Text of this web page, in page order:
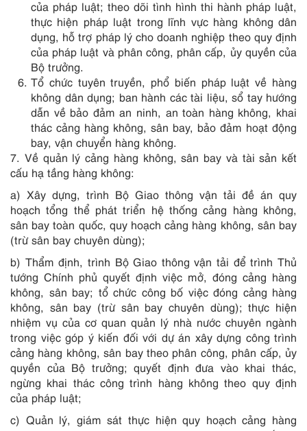
của pháp luật; theo dõi tình hình thi hành pháp luật,
thực hiện pháp luật trong lĩnh vực hàng không dân
dụng, hỗ trợ pháp lý cho doanh nghiệp theo quy định
của pháp luật và phân công, phân cấp, ủy quyền của
Bộ trưởng.
Tổ chức tuyên truyền, phổ biến pháp luật về hàng
không dân dụng; ban hành các tài liệu, sổ tay hướng
dẫn về bảo đảm an ninh, an toàn hàng không, khai
thác cảng hàng không, sân bay, bảo đảm hoạt động
bay, vận chuyển hàng không.
7. Về quản lý cảng hàng không, sân bay và tài sản kết
cấu hạ tầng hàng không:
a) Xây dựng, trình Bộ Giao thông vận tải đề án quy
hoạch tổng thể phát triển hệ thống cảng hàng không,
sân bay toàn quốc, quy hoạch cảng hàng không, sân bay
(trừ sân bay chuyên dùng);
b) Thẩm định, trình Bộ Giao thông vận tải để trình Thủ
tướng Chính phủ quyết định việc mở, đóng cảng hàng
không, sân bay; tổ chức công bố việc đóng cảng hàng
không, sân bay (trừ sân bay chuyên dùng); thực hiện
nhiệm vụ của cơ quan quản lý nhà nước chuyên ngành
trong việc góp ý kiến đối với dự án xây dựng công trình
cảng hàng không, sân bay theo phân công, phân cấp, ủy
quyền của Bộ trưởng; quyết định đưa vào khai thác,
ngừng khai thác công trình hàng không theo quy định
của pháp luật;
c) Quản lý, giám sát thực hiện quy hoạch cảng hàng